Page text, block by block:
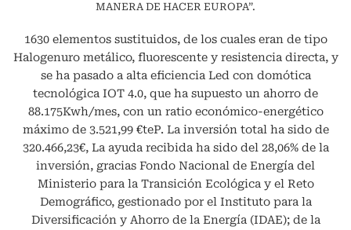
MANERA DE HACER EUROPA”.
1630 elementos sustituidos, de los cuales eran de tipo
Halogenuro metálico, fluorescente y resistencia directa, y
se ha pasado a alta eficiencia Led con domótica
tecnológica IOT 4.0, que ha supuesto un ahorro de
88.175Kwh/mes, con un ratio económico-energético
máximo de 3.521,99 €teP. La inversión total ha sido de
320.466,23€, La ayuda recibida ha sido del 28,06% de la
inversión, gracias Fondo Nacional de Energía del
Ministerio para la Transición Ecológica y el Reto
Demográfico, gestionado por el Instituto para la
Diversificación y Ahorro de la Energía (IDAE); de la